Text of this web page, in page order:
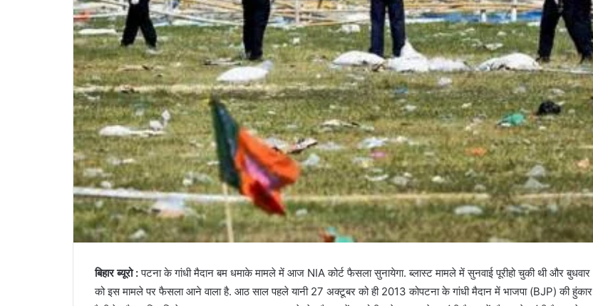
बिहार ब्यूरो:पटना के गांधी मैदान बम धमाके मामले में आज NIAकोर्ट फैसला सुनायेगा.ब्लास्ट मामले में सुनवाई पूरीहो चुकी थी और बुधवार
को इस मामले पर फैसला आने वाला है. आठ साल पहले यानी27 अक्टूबर को ही2013कोपटना के गांधी मैदान में भाजपा(BJP)की हुंकार